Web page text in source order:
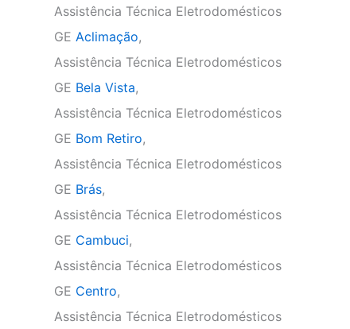
Assistência Técnica Eletrodomésticos
GE Aclimação,
Assistência Técnica Eletrodomésticos
GE Bela Vista,
Assistência Técnica Eletrodomésticos
GE Bom Retiro,
Assistência Técnica Eletrodomésticos
GE Brás,
Assistência Técnica Eletrodomésticos
GE Cambuci,
Assistência Técnica Eletrodomésticos
GE Centro,
Assistência Técnica Eletrodomésticos